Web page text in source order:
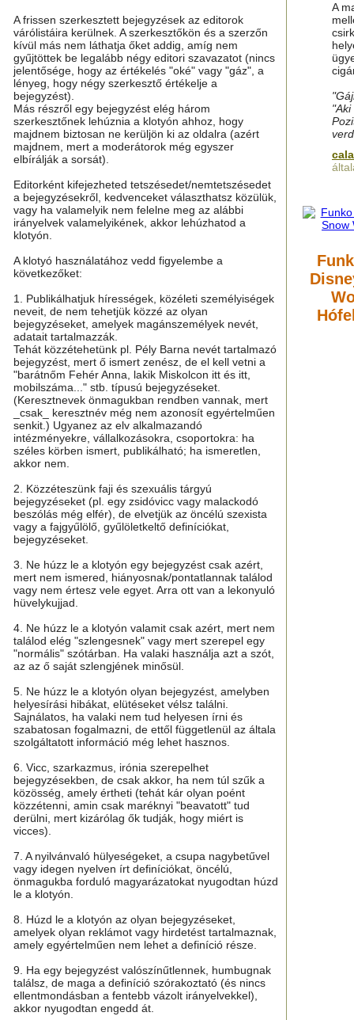
A frissen szerkesztett bejegyzések az editorok
várólistáira kerülnek. A szerkesztőkön és a szerzőn
kívül más nem láthatja őket addig, amíg nem
gyűjtöttek be legalább négy editori szavazatot (nincs
jelentősége, hogy az értékelés "oké" vagy "gáz", a
lényeg, hogy négy szerkesztő értékelje a
bejegyzést).
Más részről egy bejegyzést elég három
szerkesztőnek lehúznia a klotyón ahhoz, hogy
majdnem biztosan ne kerüljön ki az oldalra (azért
majdnem, mert a moderátorok még egyszer
elbírálják a sorsát).
Editorként kifejezheted tetszésedet/nemtetszésedet
a bejegyzésekről, kedvenceket választhatsz közülük,
vagy ha valamelyik nem felelne meg az alábbi
irányelvek valamelyikének, akkor lehúzhatod a
klotyón.
A klotyó használatához vedd figyelembe a
következőket:
1. Publikálhatjuk hírességek, közéleti személyiségek
neveit, de nem tehetjük közzé az olyan
bejegyzéseket, amelyek magánszemélyek nevét,
adatait tartalmazzák.
Tehát közzétehetünk pl. Pély Barna nevét tartalmazó
bejegyzést, mert ő ismert zenész, de el kell vetni a
"barátnőm Fehér Anna, lakik Miskolcon itt és itt,
mobilszáma..." stb. típusú bejegyzéseket.
(Keresztnevek önmagukban rendben vannak, mert
_csak_ keresztnév még nem azonosít egyértelműen
senkit.) Ugyanez az elv alkalmazandó
intézményekre, vállalkozásokra, csoportokra: ha
széles körben ismert, publikálható; ha ismeretlen,
akkor nem.
2. Közzéteszünk faji és szexuális tárgyú
bejegyzéseket (pl. egy zsidóvicc vagy malackodó
beszólás még elfér), de elvetjük az öncélú szexista
vagy a fajgyűlölő, gyűlöletkeltő definíciókat,
bejegyzéseket.
3. Ne húzz le a klotyón egy bejegyzést csak azért,
mert nem ismered, hiányosnak/pontatlannak találod
vagy nem értesz vele egyet. Arra ott van a lekonyuló
hüvelykujjad.
4. Ne húzz le a klotyón valamit csak azért, mert nem
találod elég "szlengesnek" vagy mert szerepel egy
"normális" szótárban. Ha valaki használja azt a szót,
az az ő saját szlengjének minősül.
5. Ne húzz le a klotyón olyan bejegyzést, amelyben
helyesírási hibákat, elütéseket vélsz találni.
Sajnálatos, ha valaki nem tud helyesen írni és
szabatosan fogalmazni, de ettől függetlenül az általa
szolgáltatott információ még lehet hasznos.
6. Vicc, szarkazmus, irónia szerepelhet
bejegyzésekben, de csak akkor, ha nem túl szűk a
közösség, amely értheti (tehát kár olyan poént
közzétenni, amin csak maréknyi "beavatott" tud
derülni, mert kizárólag ők tudják, hogy miért is
vicces).
7. A nyilvánvaló hülyeségeket, a csupa nagybetűvel
vagy idegen nyelven írt definíciókat, öncélú,
önmagukba forduló magyarázatokat nyugodtan húzd
le a klotyón.
8. Húzd le a klotyón az olyan bejegyzéseket,
amelyek olyan reklámot vagy hirdetést tartalmaznak,
amely egyértelműen nem lehet a definíció része.
9. Ha egy bejegyzést valószínűtlennek, humbugnak
találsz, de maga a definíció szórakoztató (és nincs
ellentmondásban a fentebb vázolt irányelvekkel),
akkor nyugodtan engedd át.
A